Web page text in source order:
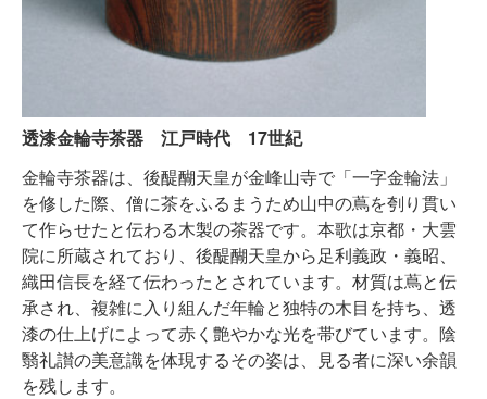
透漆金輪寺茶器 江戸時代 17世紀
金輪寺茶器は、後醍醐天皇が金峰山寺で「一字金輪法」
を修した際、僧に茶をふるまうため山中の蔦を刳り貫い
て作らせたと伝わる木製の茶器です。本歌は京都・大雲
院に所蔵されており、後醍醐天皇から足利義政・義昭、
織田信長を経て伝わったとされています。材質は蔦と伝
承され、複雑に入り組んだ年輪と独特の木目を持ち、透
漆の仕上げによって赤く艶やかな光を帯びています。陰
翳礼讃の美意識を体現するその姿は、見る者に深い余韻
を残します。